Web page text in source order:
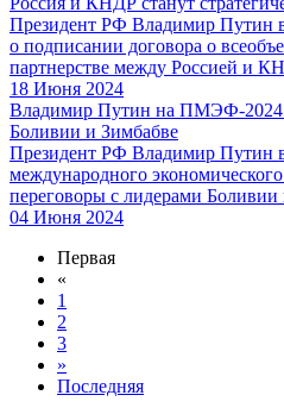
Президент РФ Владимир Путин
о подписании договора о
партнерстве между Россией и
18 Июня 2024
Владимир Путин на ПМЭФ-2024
Боливии и Зимбабве
Президент РФ Владимир Путин в
международного
переговоры с лидерами Боливии
04 Июня 2024
Первая
«
1
2
3
»
Последняя